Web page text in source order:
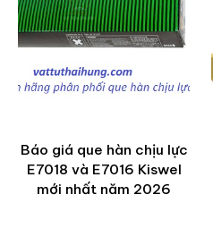
Báo giá que hàn chịu lực
E7018 và E7016 Kiswel
mới nhất năm 2026